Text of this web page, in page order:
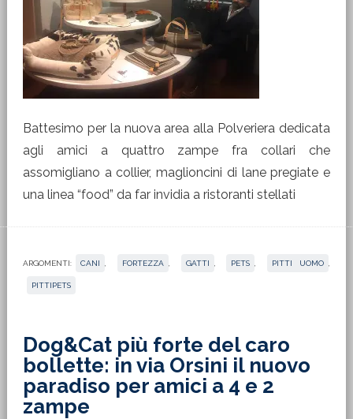
Battesimo per la nuova area alla Polveriera dedicata
agli amici a quattro zampe fra collari che
assomigliano a collier, maglioncini di lane pregiate e
una linea “food” da far invidia a ristoranti stellati
ARGOMENTI: CANI FORTEZZA GATTI PETS PITTI UOMO
PITTIPETS
Dog&Cat più forte del caro
bollette: in via Orsini il nuovo
paradiso per amici a 4 e 2
zampe